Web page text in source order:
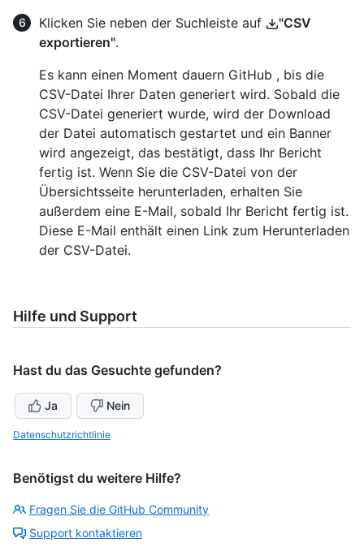
Klicken Sie neben der Suchleiste auf
"CSV
exportieren".
Es kann einen Moment dauern GitHub , bis die
CSV-Datei Ihrer Daten generiert wird. Sobald die
CSV-Datei generiert wurde, wird der Download
der Datei automatisch gestartet und ein Banner
wird angezeigt, das bestätigt, dass Ihr Bericht
fertig ist. Wenn Sie die CSV-Datei von der
Übersichtsseite herunterladen, erhalten Sie
außerdem eine E-Mail, sobald Ihr Bericht fertig ist.
Diese E-Mail enthält einen Link zum Herunterladen
der CSV-Datei.
Hilfe und Support
Hast du das Gesuchte gefunden?
Ja Nein
Datenschutzrichtlinie
Benötigst du weitere Hilfe?
Fragen Sie die GitHub Community
Support kontaktieren